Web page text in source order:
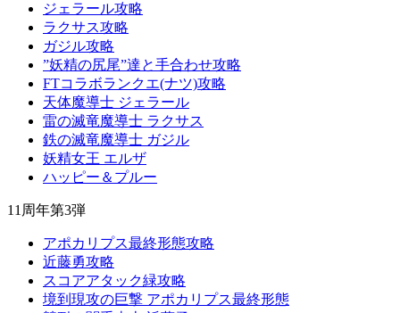
ジェラール攻略
ラクサス攻略
ガジル攻略
”妖精の尻尾”達と手合わせ攻略
FTコラボランクエ(ナツ)攻略
天体魔導士 ジェラール
雷の滅竜魔導士 ラクサス
鉄の滅竜魔導士 ガジル
妖精女王 エルザ
ハッピー＆プルー
11周年第3弾
アポカリプス最終形態攻略
近藤勇攻略
スコアアタック緑攻略
境到現攻の巨撃 アポカリプス最終形態